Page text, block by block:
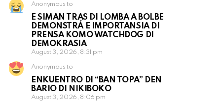
Anonymous to
E SIMAN TRAS DI LOMBA A BOLBE
DEMONSTRÁ E IMPORTANSIA DI
PRENSA KOMO WATCHDOG DI
DEMOKRASIA
August 3, 2026, 8:31 pm
Anonymous to
ENKUENTRO DI “BAN TOPA” DEN
BARIO DI NIKIBOKO
August 3, 2026, 8:06 pm